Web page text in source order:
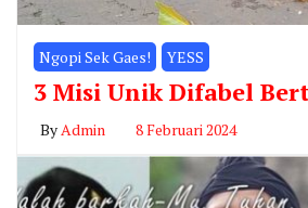
Ngopi Sek Gaes! YESS
3 Misi Unik Difabel
By Admin 8 Februari 2024